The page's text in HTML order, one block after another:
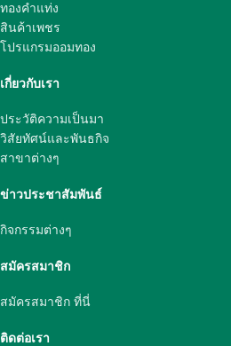
ทองคำแท่ง
สินค้าเพชร
โปรแกรมออมทอง
เกี่ยวกับเรา
ประวัติความเป็นมา
วิสัยทัศน์และพันธกิจ
สาขาต่างๆ
ข่าวประชาสัมพันธ์
กิจกรรมต่างๆ
สมัครสมาชิก
สมัครสมาชิก ที่นี่
ติดต่อเรา